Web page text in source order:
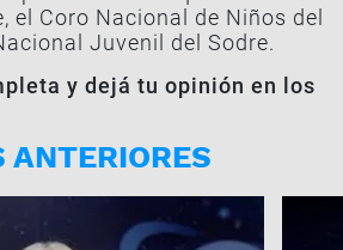
el Coro Nacional de Niños del
Juvenil del Sodre.
y dejá tu opinión en los
ANTERIORES